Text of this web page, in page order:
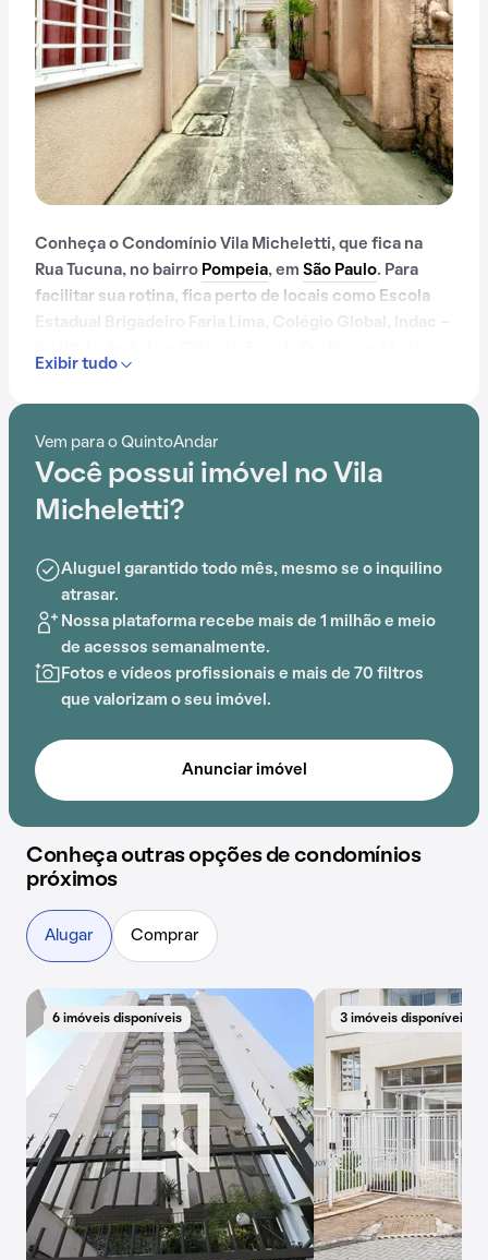
Conheça o Condomínio Vila Micheletti, que fica na
Rua Tucuna, no bairro Pompeia, em São Paulo. Para
facilitar sua rotina, fica perto de locais como Escola
Exibir tudo
Vem para o QuintoAndar
Você possui imóvel no Vila
Micheletti?
Aluguel garantido todo mês, mesmo se o inquilino
atrasar.
Nossa plataforma recebe mais de 1 milhão e meio
de acessos semanalmente.
Fotos e vídeos profissionais e mais de 70 filtros
que valorizam o seu imóvel.
Anunciar imóvel
Conheça outras opções de condomínios
próximos
Alugar Comprar
6 imóveis disponíveis 3 imóveis disponíveis